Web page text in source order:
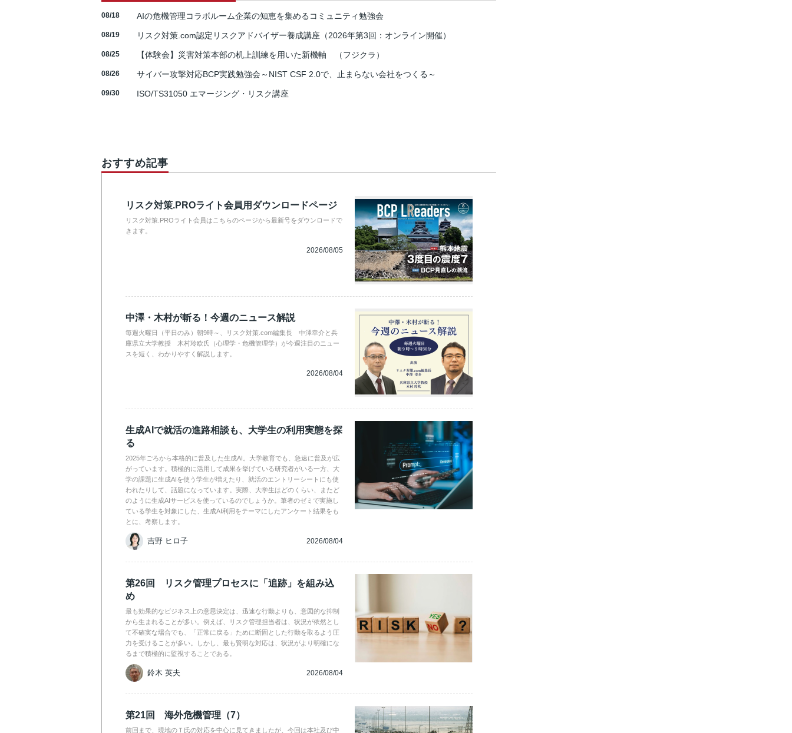
08/18 AIの危機管理コラボルーム企業の知恵を集めるコミュニティ勉強会
08/19 リスク対策.com認定リスクアドバイザー養成講座（2026年第3回：オンライン開催）
08/25 【体験会】災害対策本部の机上訓練を用いた新機軸 （フジクラ）
08/26 サイバー攻撃対応BCP実践勉強会～NIST CSF 2.0で、止まらない会社をつくる～
09/30 ISO/TS31050 エマージング・リスク講座
おすすめ記事
リスク対策.PROライト会員用ダウンロードページ
リスク対策.PROライト会員はこちらのページから最新号をダウンロードで
きます。
2026/08/05
中澤・木村が斬る！今週のニュース解説
毎週火曜日（平日のみ）朝9時～、リスク対策.com編集長 中澤幸介と兵
庫県立大学教授 木村玲欧氏（心理学・危機管理学）が今週注目のニュー
スを短く、わかりやすく解説します。
2026/08/04
生成AIで就活の進路相談も、大学生の利用実態を探
る
2025年ごろから本格的に普及した生成AI。大学教育でも、急速に普及が広
がっています。積極的に活用して成果を挙げている研究者がいる一方、大
学の課題に生成AIを使う学生が増えたり、就活のエントリーシートにも使
われたりして、話題になっています。実際、大学生はどのくらい、またど
のように生成AIサービスを使っているのでしょうか。筆者のゼミで実施し
ている学生を対象にした、生成AI利用をテーマにしたアンケート結果をも
とに、考察します。
吉野 ヒロ子 2026/08/04
第26回 リスク管理プロセスに「追跡」を組み込
め
最も効果的なビジネス上の意思決定は、迅速な行動よりも、意図的な抑制
から生まれることが多い。例えば、リスク管理担当者は、状況が依然とし
て不確実な場合でも、「正常に戻る」ために断固とした行動を取るよう圧
力を受けることが多い。しかし、最も賢明な対応は、状況がより明確にな
るまで積極的に監視することである。
鈴木 英夫 2026/08/04
第21回 海外危機管理（7）
前回まで、現地のＴ氏の対応を中心に見てきましたが、今回は本社及び中